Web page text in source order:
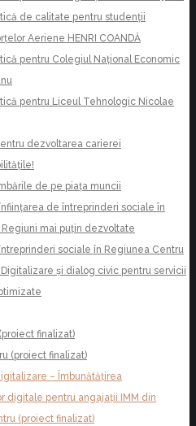
de calitate pentru studenții
Aeriene HENRI COANDĂ
pentru Colegiul Național Economic
pentru Liceul Tehnologic Nicolae
dezvoltarea carierei
de pe piața muncii
de întreprinderi sociale în
mai puțin dezvoltate
sociale în Regiunea Centru
Digitalizare și dialog civic pentru servicii
finalizat)
(proiect finalizat)
– Îmbunătățirea
digitale pentru angajații IMM din
(proiect finalizat)